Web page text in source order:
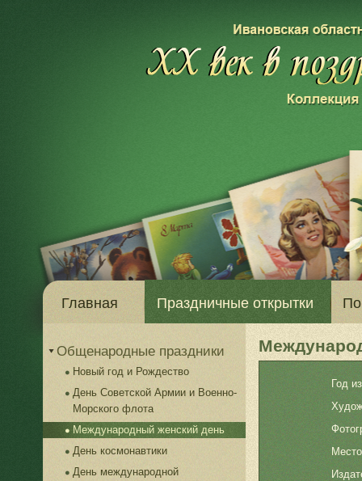
Главная Праздничные открытки
Общенародные праздники
Новый год и Рождество
День Советской Армии и Военно-
Морского флота
Международный женский день
День космонавтики
День международной
Год